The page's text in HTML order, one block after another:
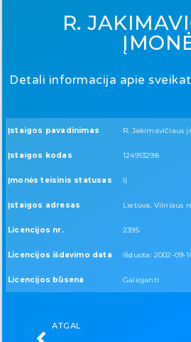
R.
Detali informacija apie
Įstaigos pavadinimas R. Jakimavičiaus
Įstaigos kodas 124913298
Įmonės teisinis statusas IĮ
Įstaigos adresas Lietuva, Vilniaus
Licencijos nr. 2395
Licencijos išdavimo data Išduota: 2002-09-
Licencijos būsena Galiojanti
ATGAL